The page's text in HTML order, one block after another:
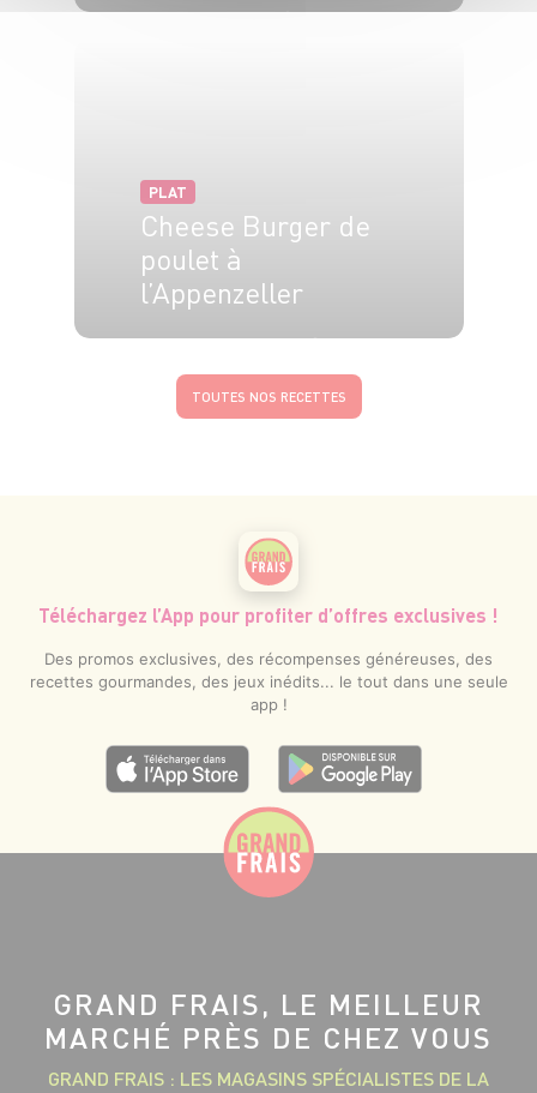
PLAT
Cheese Burger de
poulet à
l’Appenzeller
TOUTES NOS RECETTES
Téléchargez l’App pour profiter d’offres exclusives !
Des promos exclusives, des récompenses généreuses, des
recettes gourmandes, des jeux inédits... le tout dans une seule
app !
GRAND FRAIS, LE MEILLEUR
MARCHÉ PRÈS DE CHEZ VOUS
GRAND FRAIS : LES MAGASINS SPÉCIALISTES DE LA